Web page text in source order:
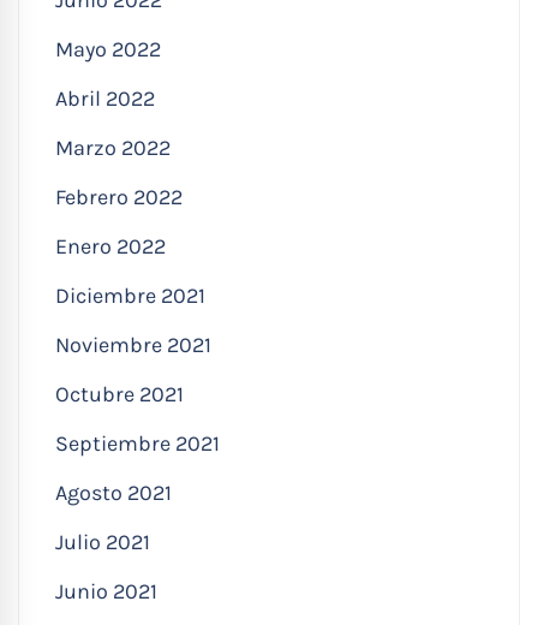
Mayo 2022
Abril 2022
Marzo 2022
Febrero 2022
Enero 2022
Diciembre 2021
Noviembre 2021
Octubre 2021
Septiembre 2021
Agosto 2021
Julio 2021
Junio 2021